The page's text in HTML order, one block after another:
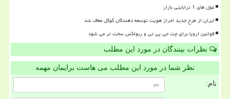
غول های 1 ترابایتی بازار
ایران از طرح جدید احراز هویت توسعه دهندگان گوگل معاف شد
قوانین اروپا برای چت جی پی تی و ربولکس سخت تر می شود
نظرات بینندگان در مورد این مطلب
نظر شما در مورد این مطلب می هاست برایمان مهمه
نام: